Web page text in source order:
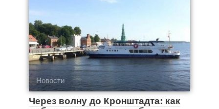
Новости
Через волну до Кронштадта: как